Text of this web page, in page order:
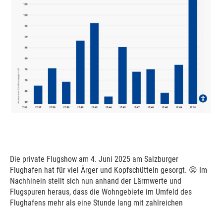
Die private Flugshow am 4. Juni 2025 am Salzburger
Flughafen hat für viel Ärger und Kopfschütteln gesorgt. 😡 Im
Nachhinein stellt sich nun anhand der Lärmwerte und
Flugspuren heraus, dass die Wohngebiete im Umfeld des
Flughafens mehr als eine Stunde lang mit zahlreichen